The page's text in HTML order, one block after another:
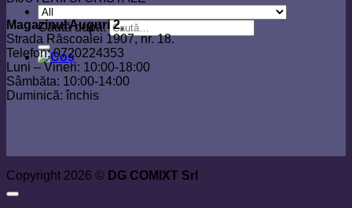
Caută după:
Magazinul Auguri 2,
Strada Răscoalei 1907, nr. 18.
Telefon: 0720224353
Luni – Vineri: 10:00-18:00
Sâmbăta: 10:00-14:00
Duminică: închis
Copyright 2026 © DG COMIXT Srl